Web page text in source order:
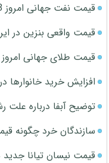
قیمت نفت جهانی امروز 1405/05/18
قیمت واقعی بنزین در
قیمت طلای جهانی امروز 18 مرداد 1405
افزایش خرید خانوارها
توضیح آبفا درباره علت
سازندگان خرد چگونه
قیمت نیسان تیانا جدید در